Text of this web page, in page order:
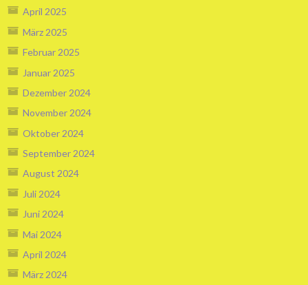
April 2025
März 2025
Februar 2025
Januar 2025
Dezember 2024
November 2024
Oktober 2024
September 2024
August 2024
Juli 2024
Juni 2024
Mai 2024
April 2024
März 2024